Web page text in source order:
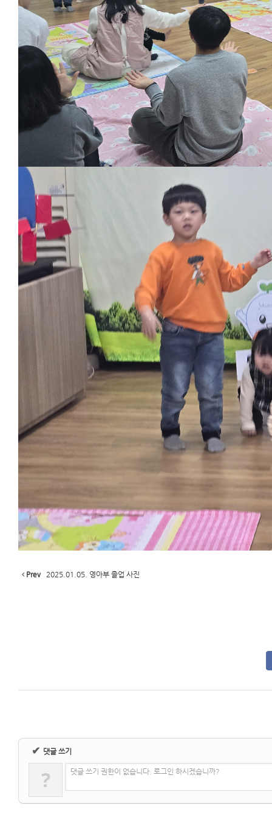
Prev 2025.01.05. 영아부 졸업 사진
✔ 댓글 쓰기
? 댓글 쓰기 권한이 없습니다. 로그인 하시겠습니까?